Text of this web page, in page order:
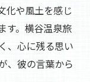
化や風土を感じ
す。横谷温泉旅
、心に残る思い
、彼の言葉から